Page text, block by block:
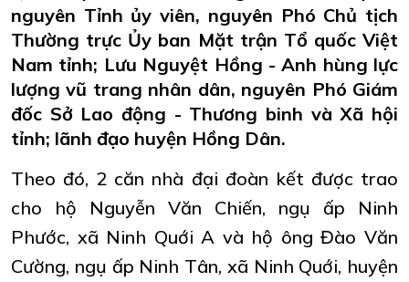
nguyên Tỉnh ủy viên, nguyên Phó Chủ tịch
Thường trực Ủy ban Mặt trận Tổ quốc Việt
Nam tỉnh; Lưu Nguyệt Hồng - Anh hùng lực
lượng vũ trang nhân dân, nguyên Phó Giám
đốc Sở Lao động - Thương binh và Xã hội
tỉnh; lãnh đạo huyện Hồng Dân.
Theo đó, 2 căn nhà đại đoàn kết được trao
cho hộ Nguyễn Văn Chiến, ngụ ấp Ninh
Phước, xã Ninh Quới A và hộ ông Đào Văn
Cường, ngụ ấp Ninh Tân, xã Ninh Quới, huyện